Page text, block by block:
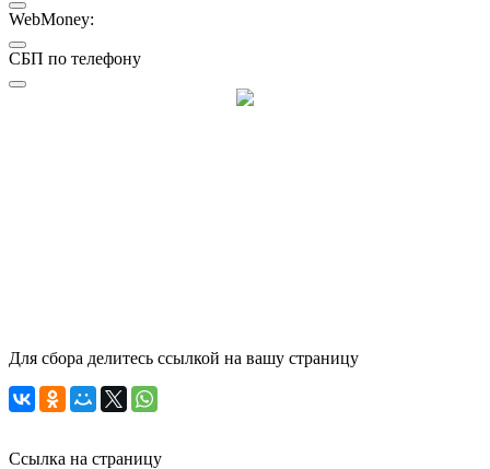
WebMoney:
СБП по телефону
Для сбора делитесь ссылкой на вашу страницу
Ссылка на страницу